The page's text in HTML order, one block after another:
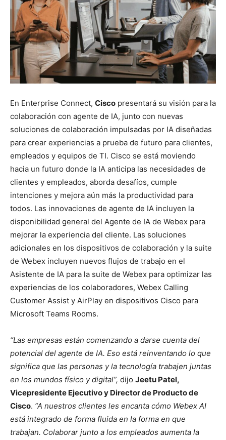
En Enterprise Connect, Cisco presentará su visión para la
colaboración con agente de IA, junto con nuevas
soluciones de colaboración impulsadas por IA diseñadas
para crear experiencias a prueba de futuro para clientes,
empleados y equipos de TI. Cisco se está moviendo
hacia un futuro donde la IA anticipa las necesidades de
clientes y empleados, aborda desafíos, cumple
intenciones y mejora aún más la productividad para
todos. Las innovaciones de agente de IA incluyen la
disponibilidad general del Agente de IA de Webex para
mejorar la experiencia del cliente. Las soluciones
adicionales en los dispositivos de colaboración y la suite
de Webex incluyen nuevos flujos de trabajo en el
Asistente de IA para la suite de Webex para optimizar las
experiencias de los colaboradores, Webex Calling
Customer Assist y AirPlay en dispositivos Cisco para
Microsoft Teams Rooms.
“Las empresas están comenzando a darse cuenta del
potencial del agente de IA. Eso está reinventando lo que
significa que las personas y la tecnología trabajen juntas
en los mundos físico y digital”, dijo Jeetu Patel,
Vicepresidente Ejecutivo y Director de Producto de
Cisco. “A nuestros clientes les encanta cómo Webex AI
está integrado de forma fluida en la forma en que
trabajan. Colaborar junto a los empleados aumenta la